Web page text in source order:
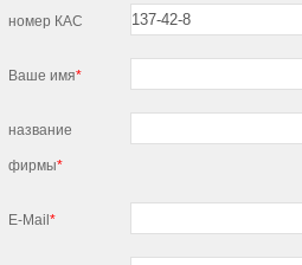
номер КАС
Ваше имя*
название
фирмы*
E-Mail *